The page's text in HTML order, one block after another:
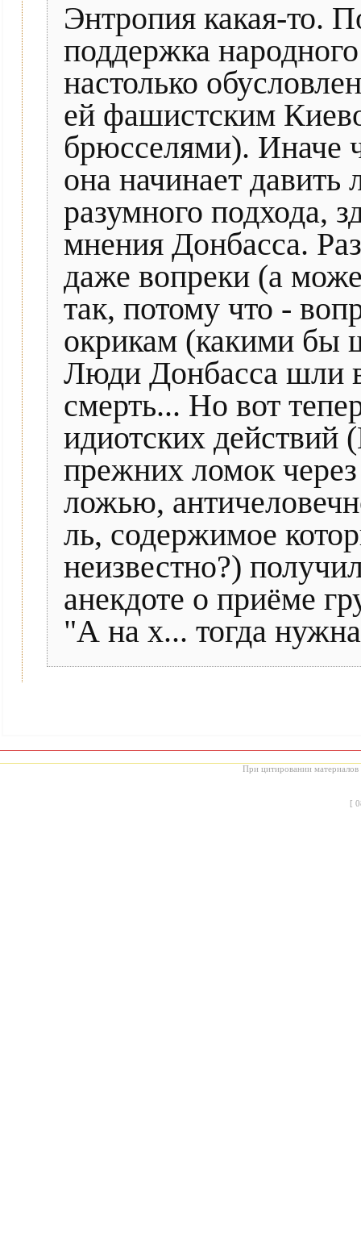
Энтропия какая-то.
поддержка
настолько
ей фашистским
брюсселями). Иначе
она начинает
разумного подхода,
мнения Донбасса.
даже вопреки (а
так, потому что -
окрикам (какими бы
Люди Донбасса шли
смерть... Но вот
идиотских действий
прежних ломок
ложью,
ль, содержимое
неизвестно?)
анекдоте о приёме
"А на х... тогда
При цитировании материалов
[